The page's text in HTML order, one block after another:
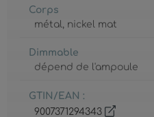
Corps
métal, nickel mat
Dimmable
dépend de l'ampoule
GTIN/EAN :
9007371294343